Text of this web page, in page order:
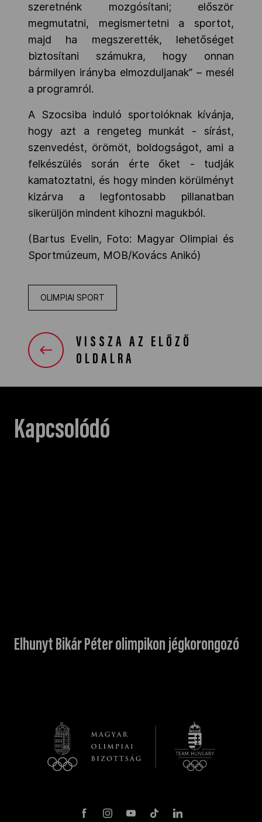
szeretnénk mozgósítani; először
megmutatni, megismertetni a sportot,
majd ha megszerették, lehetőséget
biztosítani számukra, hogy onnan
bármilyen irányba elmozduljanak” – mesél
a programról.
A Szocsiba induló sportolóknak kívánja,
hogy azt a rengeteg munkát - sírást,
szenvedést, örömöt, boldogságot, ami a
felkészülés során érte őket - tudják
kamatoztatni, és hogy minden körülményt
kizárva a legfontosabb pillanatban
sikerüljön mindent kihozni magukból.
(Bartus Evelin, Foto: Magyar Olimpiai és
Sportmúzeum, MOB/Kovács Anikó)
OLIMPIAI SPORT
VISSZA AZ ELŐZŐ
OLDALRA
Kapcsolódó
Elhunyt Bikár Péter olimpikon jégkorongozó